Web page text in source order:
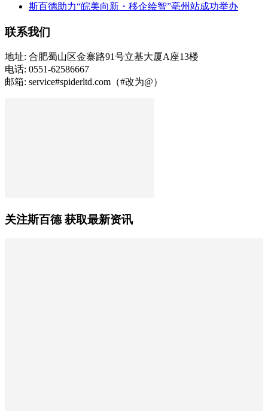
斯百德助力“皖美向新・移企绘智”亳州站成功举办
联系我们
地址: 合肥蜀山区金寨路91号立基大厦A座13楼
电话: 0551-62586667
邮箱: service#spiderltd.com（#改为@）
关注斯百德 获取最新资讯